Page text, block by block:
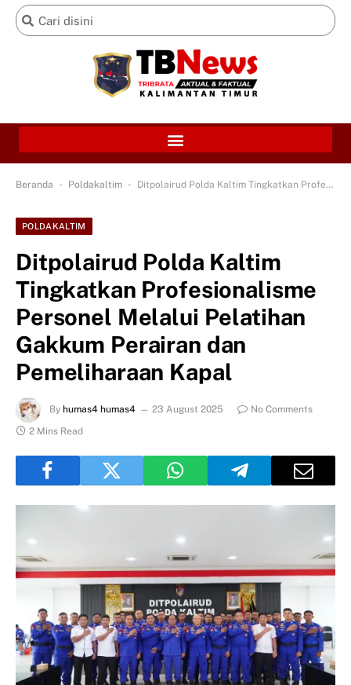
Beranda - Poldakaltim - Ditpolairud Polda Kaltim Tingkatkan Profesionalisme Personel Melalui Pelatihan Gakkum Perairan dan Pemeliharaan Kapal
POLDAKALTIM
Ditpolairud Polda Kaltim
Tingkatkan Profesionalisme
Personel Melalui Pelatihan
Gakkum Perairan dan
Pemeliharaan Kapal
By humas4 humas4 23 August 2025
No Comments
2 Mins Read